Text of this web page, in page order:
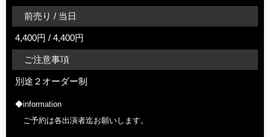
前売り / 当日
4,400円 / 4,400円
ご注意事項
別途２オーダー制
◆information
ご予約は各出演者迄お願いします。